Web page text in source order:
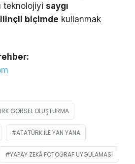
teknolojiyi saygı
biçimde kullanmak
GÖRSEL OLUŞTURMA
ATATÜRK ILE YAN YANA
YAPAY ZEKÂ FOTOĞRAF UYGULAMASI